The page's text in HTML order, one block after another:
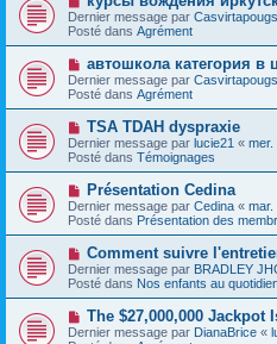
g
e
m
e
s
s
a
g
e
o
u
v
a
u
m
e
s
s
a
g
e
Dernier message par Casvirtapougs
Posté dans Agrément
N
o
u
v
e
u
m
e
s
a
g
e
автошкола категория в
Dernier message par Casvirtapougs
Posté dans Agrément
N
o
u
v
e
a
u
m
e
s
s
a
g
e
TSA TDAH dyspraxie
Dernier message par lucie21 « mer.
Posté dans Témoignages
N
o
u
v
a
u
m
e
s
s
Présentation Cedina
Dernier message par Cedina « mar.
Posté dans Présentation des
N
o
u
v
e
u
Comment suivre
Dernier message par BRADLEY
Posté dans Nos enfants au
N
o
u
The $27,000,000 Jackpot
Dernier message par DianaBrice «